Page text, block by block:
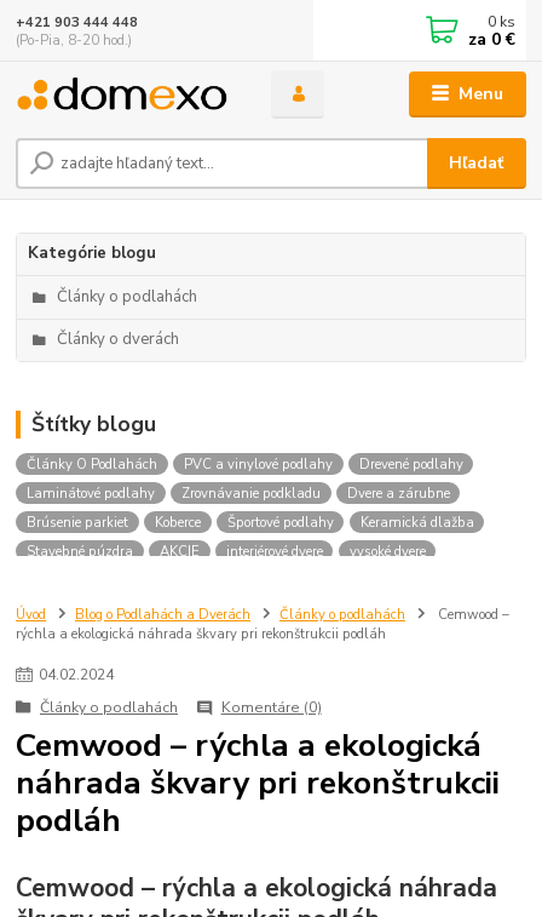
Menu
Hľadať
+421 903 444 448
(Po-Pia, 8-20 hod.)
0 ks
za 0 €
Kategórie blogu
Články o podlahách
Články o dverách
Štítky blogu
Články O Podlahách PVC a vinylové podlahy
Drevené podlahy
Laminátové podlahy
Zrovnávanie podkladu
Dvere a zárubne
Brúsenie parkiet
Koberce Športové podlahy
Keramická dlažba
Stavebné púzdra
AKCIE interiérové dvere
vysoké dvere
dvere na mieru
Úvod Blog o Podlahách a Dverách Články o podlahách
Cemwood –
rýchla a ekologická náhrada škvary pri rekonštrukcii podláh
04.02.2024
Články o podlahách
Komentáre (0)
Cemwood – rýchla a ekologická
náhrada škvary pri rekonštrukcii
podláh
Cemwood – rýchla a ekologická náhrada